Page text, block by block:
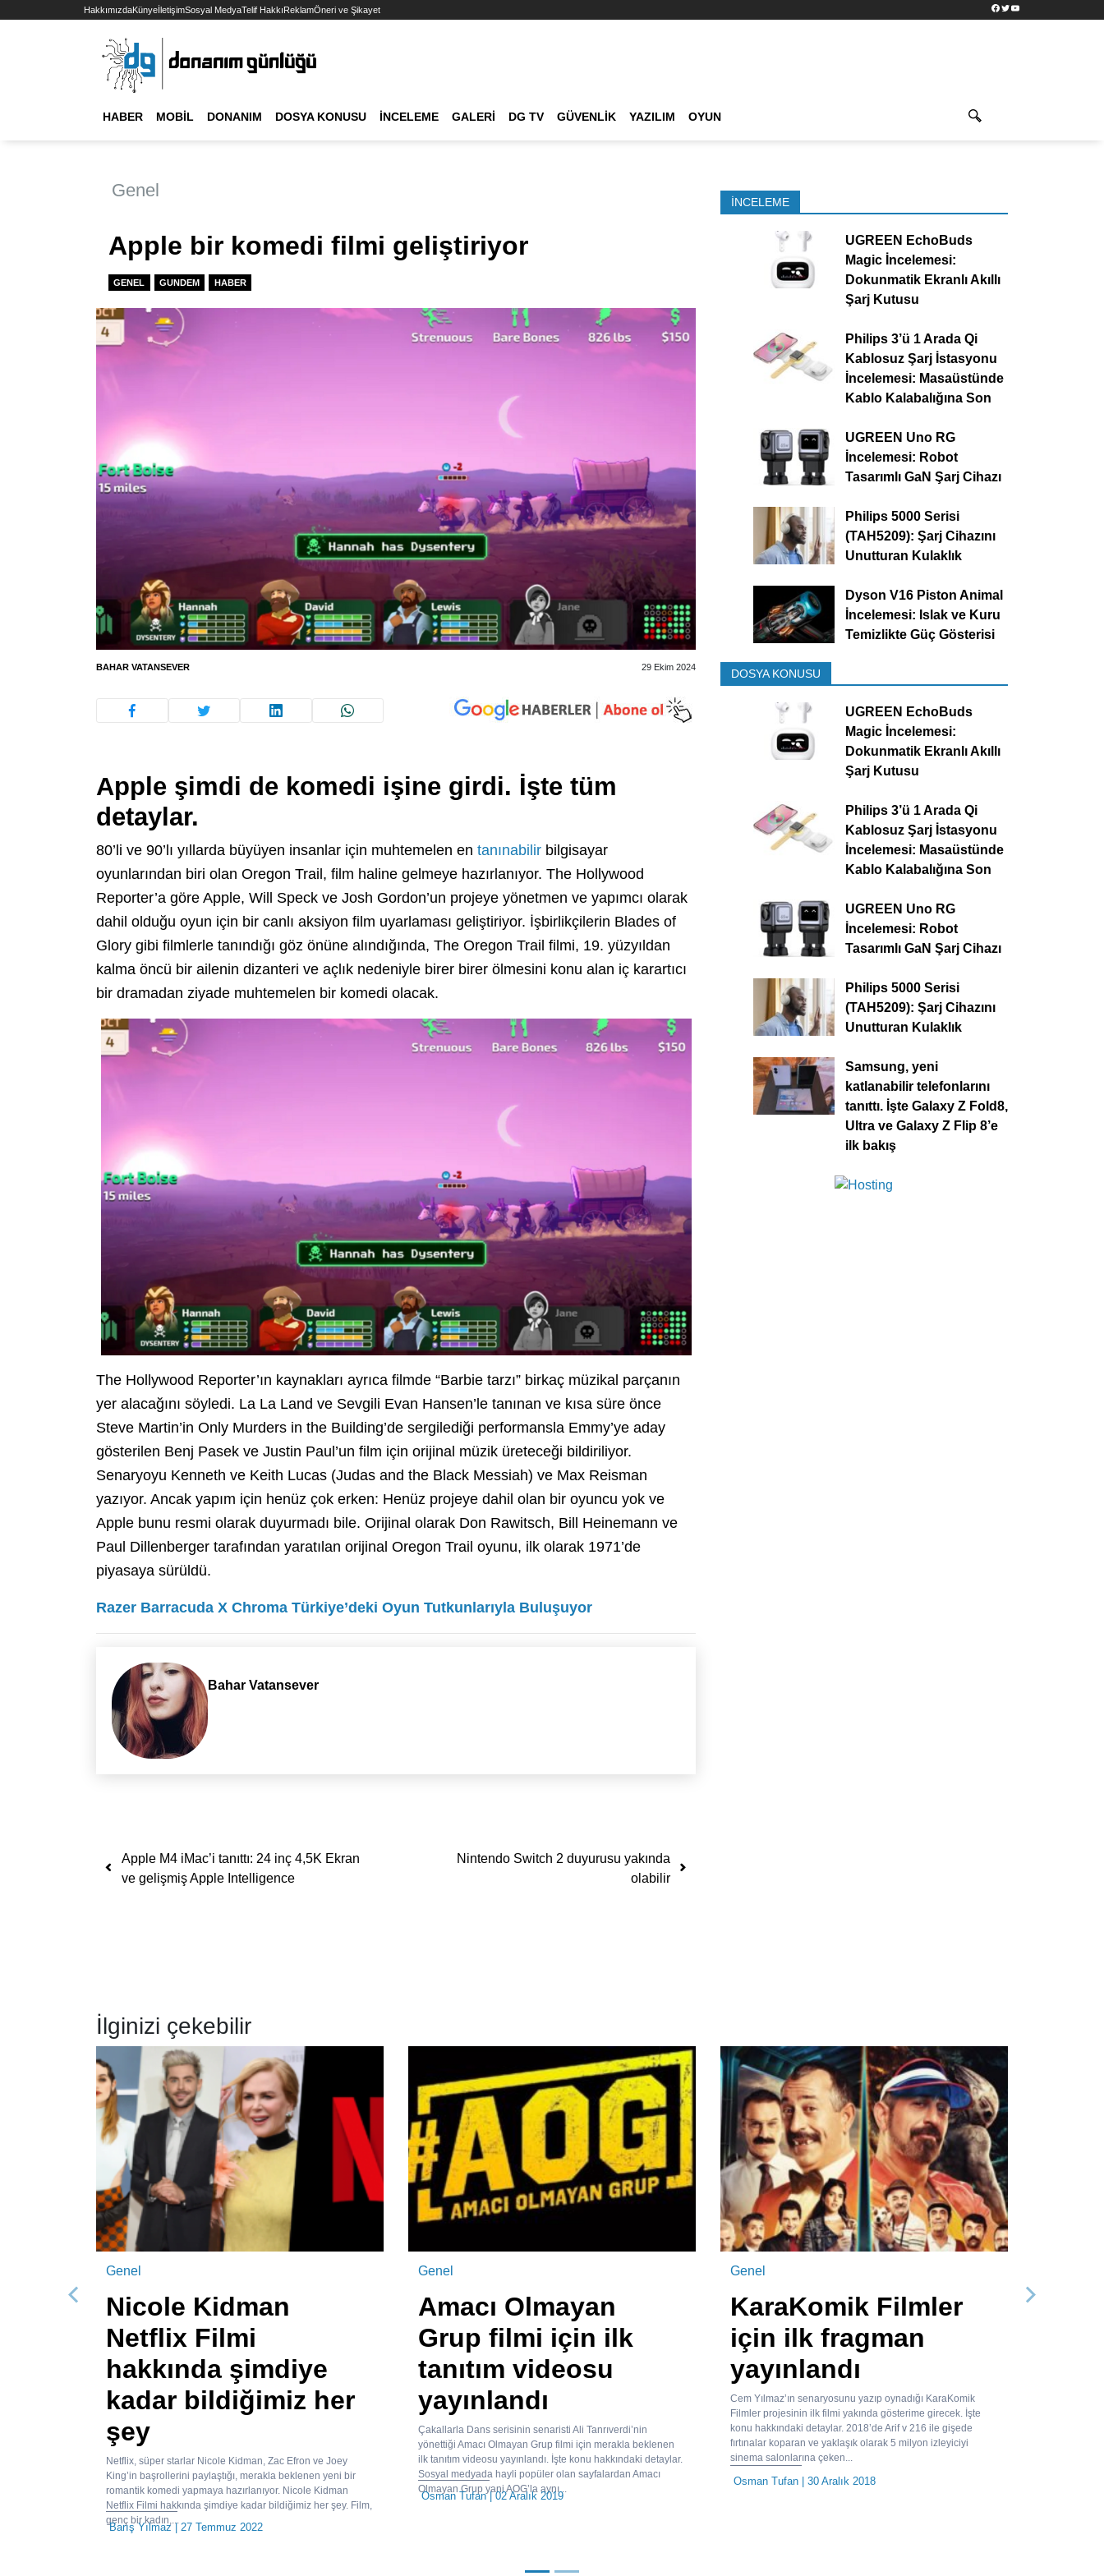
HakkımızdaKünyeİletişimSosyal MedyaTelif HakkıReklamÖneri ve Şikayet Facebook
TwitterYouTube
HABER MOBIL DONANIM DOSYA KONUSU İNCELEME GALERI DG TV GÜVENLIK YAZILIM OYUN
Genel
Apple bir komedi filmi geliştiriyor
GENEL GUNDEM HABER
BAHAR VATANSEVER 29 Ekim 2024
Apple şimdi de komedi işine girdi. İşte tüm
detaylar.
80’li ve 90’lı yıllarda büyüyen insanlar için muhtemelen en tanınabilir bilgisayar
oyunlarından biri olan Oregon Trail, film haline gelmeye hazırlanıyor. The Hollywood
Reporter’a göre Apple, Will Speck ve Josh Gordon’un projeye yönetmen ve yapımcı olarak
dahil olduğu oyun için bir canlı aksiyon film uyarlaması geliştiriyor. İşbirlikçilerin Blades of
Glory gibi filmlerle tanındığı göz önüne alındığında, The Oregon Trail filmi, 19. yüzyıldan
kalma öncü bir ailenin dizanteri ve açlık nedeniyle birer birer ölmesini konu alan iç karartıcı
bir dramadan ziyade muhtemelen bir komedi olacak.
The Hollywood Reporter’ın kaynakları ayrıca filmde “Barbie tarzı” birkaç müzikal parçanın
yer alacağını söyledi. La La Land ve Sevgili Evan Hansen’le tanınan ve kısa süre önce
Steve Martin’in Only Murders in the Building’de sergilediği performansla Emmy’ye aday
gösterilen Benj Pasek ve Justin Paul’un film için orijinal müzik üreteceği bildiriliyor.
Senaryoyu Kenneth ve Keith Lucas (Judas and the Black Messiah) ve Max Reisman
yazıyor. Ancak yapım için henüz çok erken: Henüz projeye dahil olan bir oyuncu yok ve
Apple bunu resmi olarak duyurmadı bile. Orijinal olarak Don Rawitsch, Bill Heinemann ve
Paul Dillenberger tarafından yaratılan orijinal Oregon Trail oyunu, ilk olarak 1971’de
piyasaya sürüldü.
Razer Barracuda X Chroma Türkiye’deki Oyun Tutkunlarıyla Buluşuyor
Bahar Vatansever
Yazı dolaşımı
Apple M4 iMac’i tanıttı: 24 inç 4,5K Ekran
ve gelişmiş Apple Intelligence
Nintendo Switch 2 duyurusu yakında
olabilir
İNCELEME
UGREEN EchoBuds
Magic İncelemesi:
Dokunmatik Ekranlı Akıllı
Şarj Kutusu
Philips 3’ü 1 Arada Qi
Kablosuz Şarj İstasyonu
İncelemesi: Masaüstünde
Kablo Kalabalığına Son
UGREEN Uno RG
İncelemesi: Robot
Tasarımlı GaN Şarj Cihazı
Philips 5000 Serisi
(TAH5209): Şarj Cihazını
Unutturan Kulaklık
Dyson V16 Piston Animal
İncelemesi: Islak ve Kuru
Temizlikte Güç Gösterisi
DOSYA KONUSU
UGREEN EchoBuds
Magic İncelemesi:
Dokunmatik Ekranlı Akıllı
Şarj Kutusu
Philips 3’ü 1 Arada Qi
Kablosuz Şarj İstasyonu
İncelemesi: Masaüstünde
Kablo Kalabalığına Son
UGREEN Uno RG
İncelemesi: Robot
Tasarımlı GaN Şarj Cihazı
Philips 5000 Serisi
(TAH5209): Şarj Cihazını
Unutturan Kulaklık
Samsung, yeni
katlanabilir telefonlarını
tanıttı. İşte Galaxy Z Fold8,
Ultra ve Galaxy Z Flip 8’e
ilk bakış
İlginizi çekebilir
Genel
Nicole Kidman
Netflix Filmi
hakkında şimdiye
kadar bildiğimiz her
şey
Netflix, süper starlar Nicole Kidman, Zac Efron ve Joey
King’in başrollerini paylaştığı, merakla beklenen yeni bir
romantik komedi yapmaya hazırlanıyor. Nicole Kidman
Netflix Filmi hakkında şimdiye kadar bildiğimiz her şey. Film,
genç bir kadın,...
Barış Yılmaz| 27 Temmuz 2022
Genel
Amacı Olmayan
Grup filmi için ilk
tanıtım videosu
yayınlandı
Çakallarla Dans serisinin senaristi Ali Tanrıverdi’nin
yönettiği Amacı Olmayan Grup filmi için merakla beklenen
ilk tanıtım videosu yayınlandı. İşte konu hakkındaki detaylar.
Sosyal medyada hayli popüler olan sayfalardan Amacı
Olmayan Grup yani AOG’la aynı...
Osman Tufan| 02 Aralık 2019
Genel
KaraKomik Filmler
için ilk fragman
yayınlandı
Cem Yılmaz’ın senaryosunu yazıp oynadığı KaraKomik
Filmler projesinin ilk filmi yakında gösterime girecek. İşte
konu hakkındaki detaylar. 2018’de Arif v 216 ile gişede
fırtınalar koparan ve yaklaşık olarak 5 milyon izleyiciyi
sinema salonlarına çeken...
Osman Tufan| 30 Aralık 2018
Önceki Sonraki